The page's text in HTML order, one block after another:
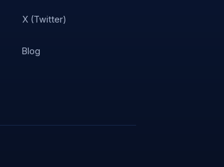
X (Twitter)
Blog